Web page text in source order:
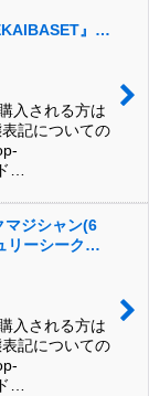
』
入される方は
記についての
…
マジシャン(6
リーシークレ
入される方は
記についての
…